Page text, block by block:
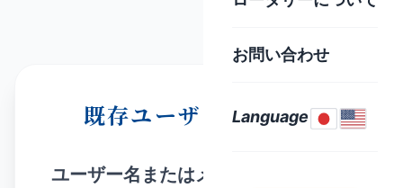
お問い合わせ
Language
既存ユーザのログイン
ユーザー名またはメールアドレス